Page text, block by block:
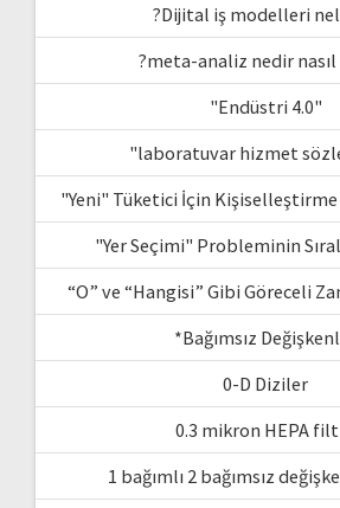
?Dijital iş modelleri
?meta-analiz nedir nasıl
"Endüstri 4.0"
"laboratuvar hizmet
"Yeni" Tüketici İçin
"Yer Seçimi" Probleminin
“O” ve “Hangisi” Gibi Göreceli
*Bağımsız
0-D Diziler
0.3 mikron HEPA
1 bağımlı 2 bağımsız